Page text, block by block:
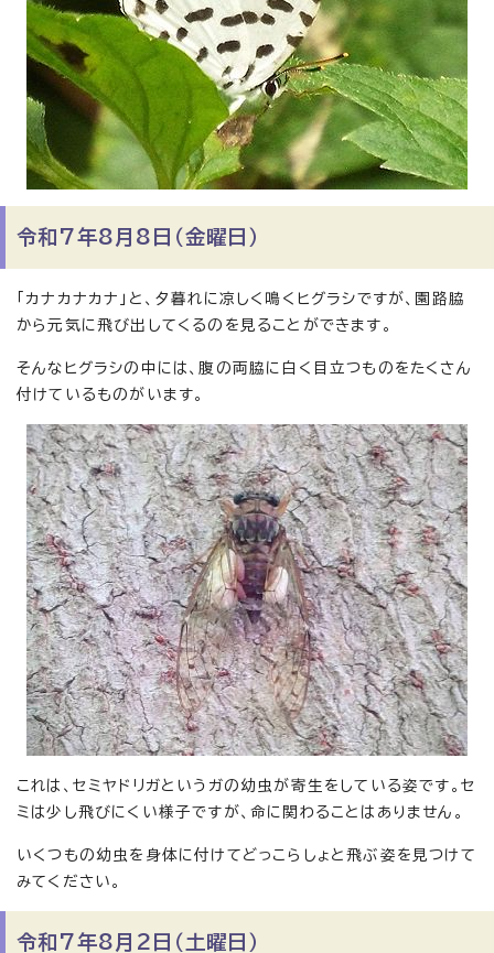
令和7年8月8日（金曜日）
「カナカナカナ」と、夕暮れに凉しく鳴くヒグラシですが、園路脇
から元気に飛び出してくるのを見ることができます。
そんなヒグラシの中には、腹の両脇に白く目立つものをたくさん
付けているものがいます。
これは、セミヤドリガというガの幼虫が寄生をしている姿です。セ
ミは少し飛びにくい様子ですが、命に関わることはありません。
いくつもの幼虫を身体に付けてどっこらしょと飛ぶ姿を見つけて
みてください。
令和7年8月2日（土曜日）